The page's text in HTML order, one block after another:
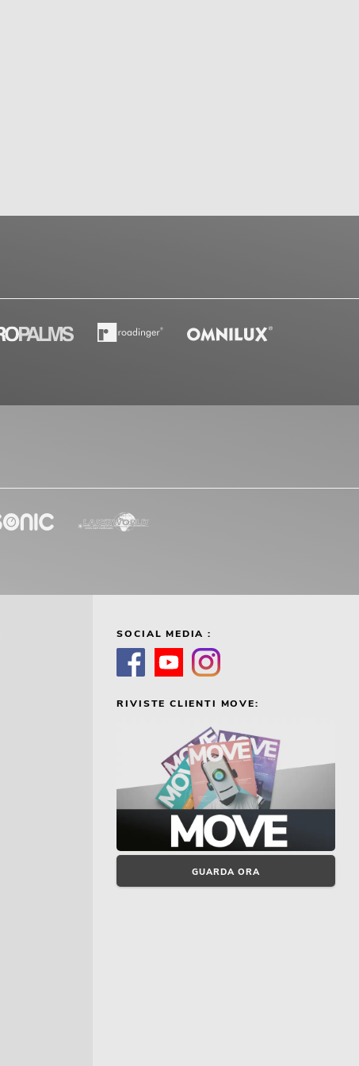
SOCIAL MEDIA :
RIVISTE CLIENTI MOVE:
GUARDA ORA